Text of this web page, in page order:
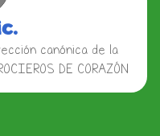
canónica de la
DE CORAZÓN